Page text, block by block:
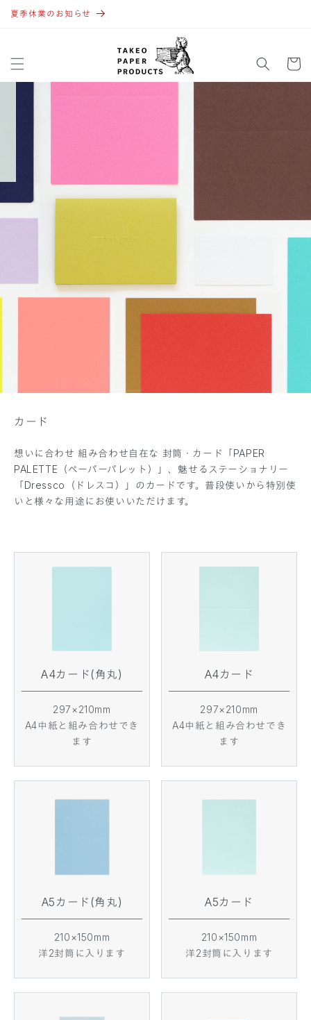
ンツに
夏季休業のお知らせ
ー
ト
カード
想いに合わせ 組み合わせ自在な 封筒・カード「PAPER
PALETTE（ペーパーパレット）」、魅せるステーショナリー
「Dressco（ドレスコ）」のカードです。普段使いから特別使
いと様々な用途にお使いいただけます。
A4カード(角丸)
297×210mm
A4中紙と組み合わせでき
ます
A4カード
297×210mm
A4中紙と組み合わせでき
ます
A5カード(角丸)
210×150mm
洋2封筒に入ります
A5カード
210×150mm
洋2封筒に入ります